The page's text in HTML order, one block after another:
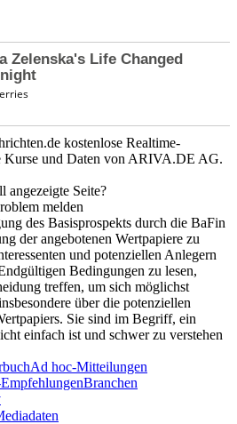
kostenlose Realtime-
Kurse und Daten von ARIVA.DE AG.
angezeigte Seite?
melden
des Basisprospekts durch die BaFin
der angebotenen Wertpapiere zu
und potenziellen Anlegern
Bedingungen zu lesen,
treffen, um sich möglichst
über die potenziellen
Sie sind im Begriff, ein
einfach ist und schwer zu verstehen
Ad hoc-Mitteilungen
Branchen